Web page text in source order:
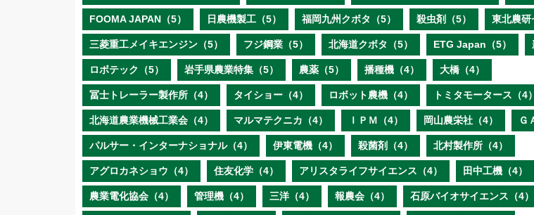
FOOMA JAPAN（5） 日農機製工（5） 福岡九州クボタ（5） 殺虫剤（5） 東北農研
三菱重工メイキエンジン（5） フジ鋼業（5） 北海道クボタ（5） ETG Japan（5）
ロボテック（5） 岩手県農業特集（5） 農薬（5） 播種機（4） 大橋（4）
冨士トレーラー製作所（4） タイショー（4） ロボット農機（4） トミタモータース（4）
北海道農業機械工業会（4） マルマテクニカ（4） ＩＰＭ（4） 岡山農栄社（4） Ｇ
パルサー・インターナショナル（4） 伊東電機（4） 殺菌剤（4） 北村製作所（4）
アグロカネショウ（4） 住友化学（4） アリスタライフサイエンス（4） 田中工機（4）
農業電化協会（4） 管理機（4） 三洋（4） 報農会（4） 石原バイオサイエンス（4）